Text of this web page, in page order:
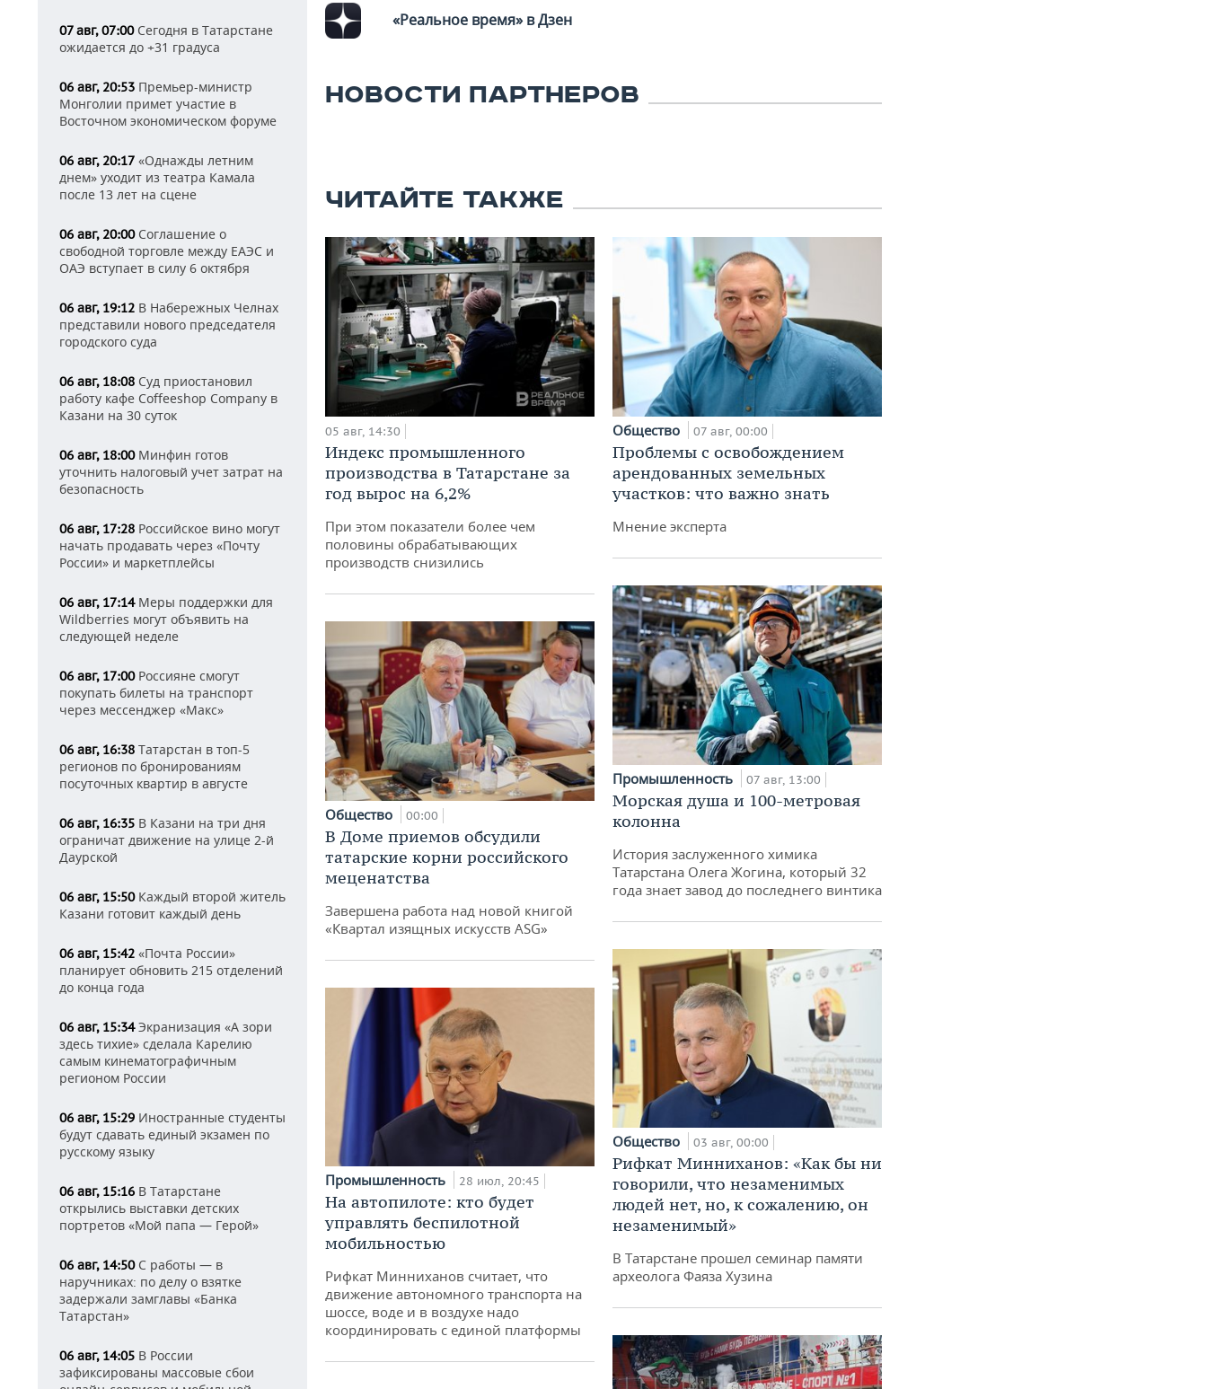
07 авг, 07:00Сегодня в Татарстане
ожидается до +31 градуса
06 авг, 20:53 Премьер-министр
Монголии примет участие в
Восточном экономическом форуме
06 авг, 20:17 «Однажды летним
днем» уходит из театра Камала
после 13 лет на сцене
06 авг, 20:00Соглашение о
свободной торговле между ЕАЭС и
ОАЭ вступает в силу 6 октября
06 авг, 19:12 В Набережных Челнах
представили нового председателя
городского суда
06 авг, 18:08 Суд приостановил
работу кафе Coffeeshop Company в
Казани на 30 суток
06 авг, 18:00Минфин готов
уточнить налоговый учет затрат на
безопасность
06 авг, 17:28 Российское вино могут
начать продавать через «Почту
России» и маркетплейсы
06 авг, 17:14Меры поддержки для
Wildberries могут объявить на
следующей неделе
06 авг, 17:00Россияне смогут
покупать билеты на транспорт
через мессенджер «Макс»
06 авг, 16:38 Татарстан в топ-5
регионов по бронированиям
посуточных квартир в августе
06 авг, 16:35 В Казани на три дня
ограничат движение на улице 2-й
Даурской
06 авг, 15:50Каждый второй житель
Казани готовит каждый день
06 авг, 15:42 «Почта России»
планирует обновить 215 отделений
до конца года
06 авг, 15:34Экранизация «А зори
здесь тихие» сделала Карелию
самым кинематографичным
регионом России
06 авг, 15:29 Иностранные студенты
будут сдавать единый экзамен по
русскому языку
06 авг, 15:16 В Татарстане
открылись выставки детских
портретов «Мой папа — Герой»
06 авг, 14:50С работы — в
наручниках: по делу о взятке
задержали замглавы «Банка
Татарстан»
06 авг, 14:05 В России
зафиксированы массовые сбои
«Реальное время» в Дзен
НОВОСТИ ПАРТНЕРОВ
ЧИТАЙТЕ ТАКЖЕ
05 авг, 14:30
Индекс промышленного
производства в Татарстане за
год вырос на 6,2%
При этом показатели более чем
половины обрабатывающих
производств снизились
Общество 00:00
В Доме приемов обсудили
татарские корни российского
меценатства
Завершена работа над новой книгой
«Квартал изящных искусств ASG»
Промышленность 28 июл, 20:45
На автопилоте: кто будет
управлять беспилотной
мобильностью
Рифкат Минниханов считает, что
движение автономного транспорта на
шоссе, воде и в воздухе надо
координировать с единой платформы
Общество 07 авг, 00:00
Проблемы с освобождением
арендованных земельных
участков: что важно знать
Мнение эксперта
Промышленность 07 авг, 13:00
Морская душа и 100-метровая
колонна
История заслуженного химика
Татарстана Олега Жогина, который 32
года знает завод до последнего винтика
Общество 03 авг, 00:00
Рифкат Минниханов: «Как бы ни
говорили, что незаменимых
людей нет, но, к сожалению, он
незаменимый»
В Татарстане прошел семинар памяти
археолога Фаяза Хузина